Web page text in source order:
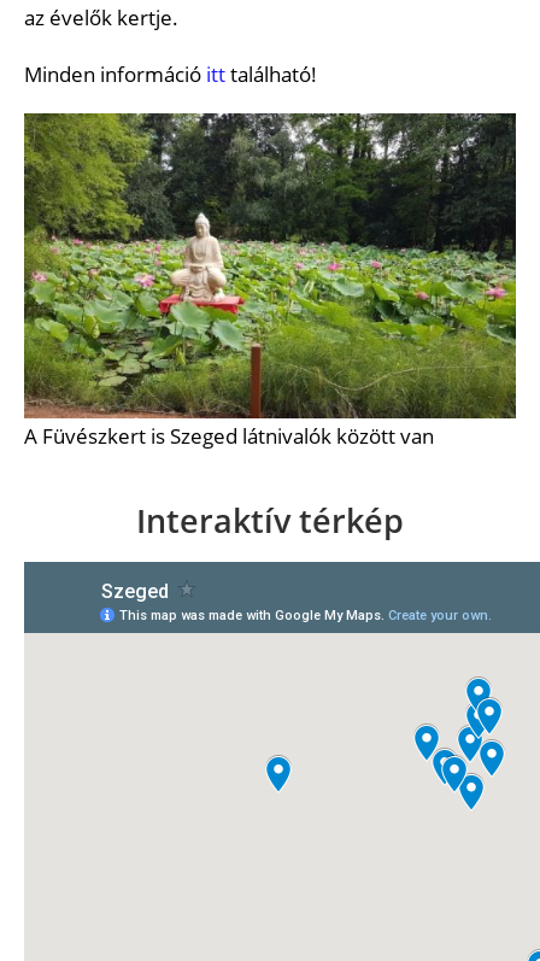
az évelők kertje.
Minden információ itttalálható!
A Füvészkert is Szeged látnivalók között van
Interaktív térkép